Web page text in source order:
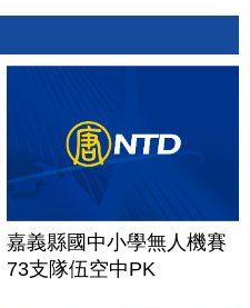
嘉義縣國中小學無人機賽
73支隊伍空中PK